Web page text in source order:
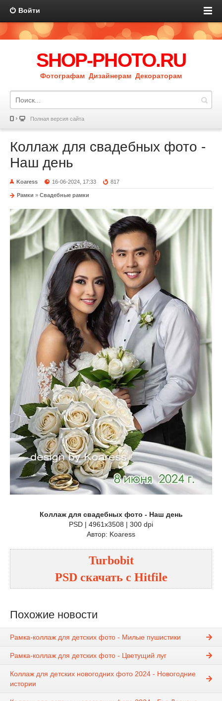
Войти
SHOP-PHOTO.RU
Фотографам Дизайнерам Декораторам
Полная версия сайта
Коллаж для свадебных фото -
Наш день
Koaress 16-06-2024, 17:33 817
Рамки » Свадебные рамки
Коллаж для свадебных фото - Наш день
PSD | 4961x3508 | 300 dpi
Автор: Koaress
Turbobit
PSDcкачать с Hitfile
Похожие новости
Рамка-коллаж для детских фото - Милые пушистики
Рамка-коллаж для детских фото - Цветущий луг
Коллаж для детских новогодних фото 2024 - Новогодние
истории